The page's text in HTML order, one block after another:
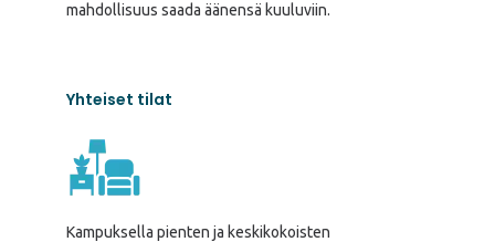
mahdollisuus saada äänensä kuuluviin.
Yhteiset tilat
Kampuksella pienten ja keskikokoisten